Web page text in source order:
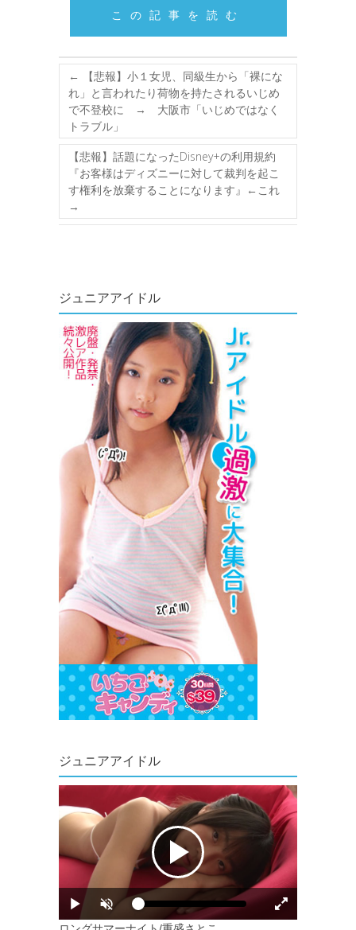
この記事を読む
←
【悲報】小１女児、同級生から「裸にな
れ」と言われたり荷物を持たされるいじめ
で不登校に → 大阪市「いじめではなく
トラブル」
【悲報】話題になったDisney+の利用規約
『お客様はディズニーに対して裁判を起こ
す権利を放棄することになります』←これ
→
ジュニアアイドル
ジュニアアイドル